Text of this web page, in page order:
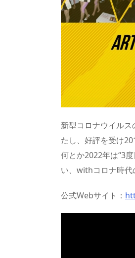
新型コロナウイル
たし、好評を受け
何とか2022年は“3
い、withコロナ時代
公式Webサイト：